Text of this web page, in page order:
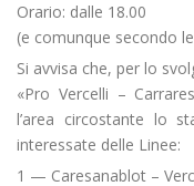
Orario: dalle 18.00
(e comunque secondo
Si avvisa che, per lo
«Pro Vercelli –
l’area circostante lo
interessate delle Linee:
1 — Caresanablot –